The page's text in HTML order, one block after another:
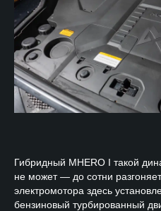
Гибридный MHERO I такой
не может — до сотни
электромотора здесь
бензиновый турбированный